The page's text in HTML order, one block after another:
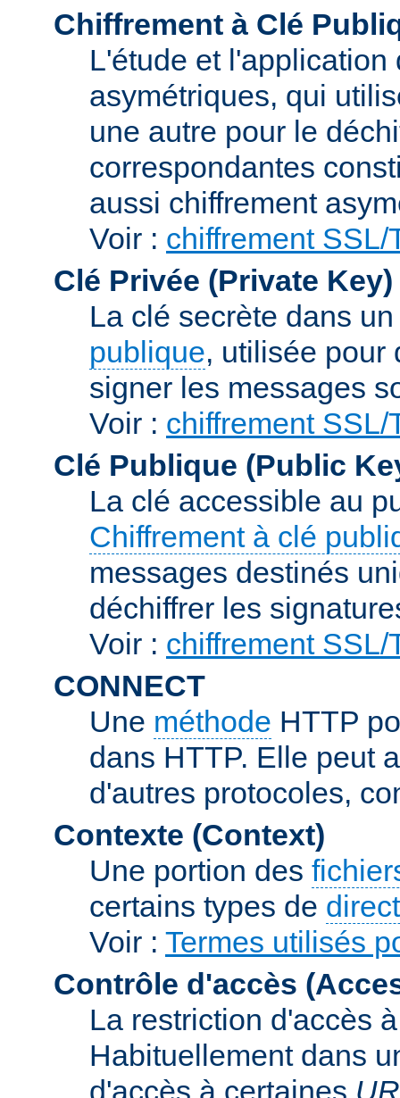
Chiffrement à Clé
L'étude et
asymétriques, qui
une autre pour le
correspondantes
aussi chiffrement
Voir : chiffrement SSL/
Clé Privée (Private Key)
La clé secrète dans
publique, utilisée pour
signer les messages
Voir : chiffrement SSL/
Clé Publique (Public
La clé accessible au
Chiffrement à clé
messages destinés
déchiffrer les
Voir : chiffrement SSL/
CONNECT
Une méthode HTTP
dans HTTP. Elle peut
d'autres protocoles,
Contexte (Context)
Une portion des
certains types de
Voir : Termes utilisés
Contrôle d'accès
La restriction d'accès
Habituellement dans
d'accès à certaines